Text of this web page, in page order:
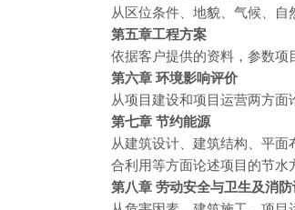
从区位条件、地貌、气候、自
第五章工程方案
依据客户提供的资料，参数项
第六章 环境影响评价
从项目建设和项目运营两方面
第七章 节约能源
从建筑设计、建筑结构、平
合利用等方面论述项目的节水
第八章 劳动安全与卫生及消